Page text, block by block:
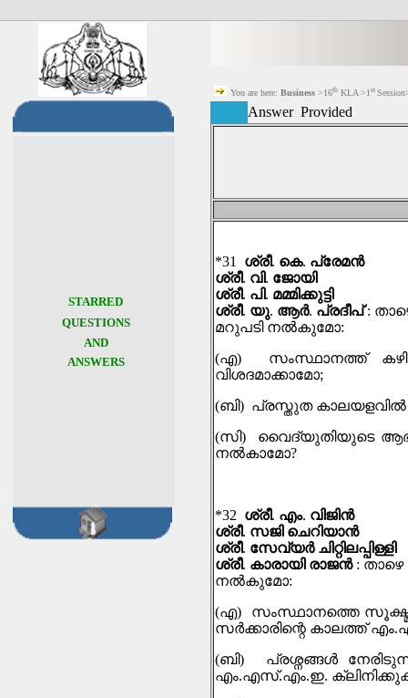
STARRED
QUESTIONS
AND
ANSWERS
You are here: Business >16th KLA >1 st
Answer Provided
*31 ശ്രീ. കെ. പ്രേമൻ
ശ്രീ. വി. ജോയി
ശ്രീ. പി. മമ്മിക്കുട്ടി
ശ്രീ. യു. ആര്‍. പ്രദീപ് :
മറുപടി നല്‍കുമോ:
(എ) സംസ്ഥാനത്ത്
വിശദമാക്കാമോ;
(ബി) പ്രസ്തുത കാലയളവില്‍
(സി) വൈദ്യുതിയുടെ
നല്‍കാമോ?
*32 ശ്രീ. എം. വിജിന്‍
ശ്രീ. സജി ചെറിയാന്‍
ശ്രീ. സേവ്യര്‍ ചിറ്റിലപ്പിള്ളി
ശ്രീ. കാരായി രാജൻ :
നല്‍കുമോ:
(എ) സംസ്ഥാനത്തെ
സര്‍ക്കാരിന്റെ കാലത്ത് എം.
(ബി) പ്രശ്നങ്ങള്‍
എം.എസ്.എം.ഇ.